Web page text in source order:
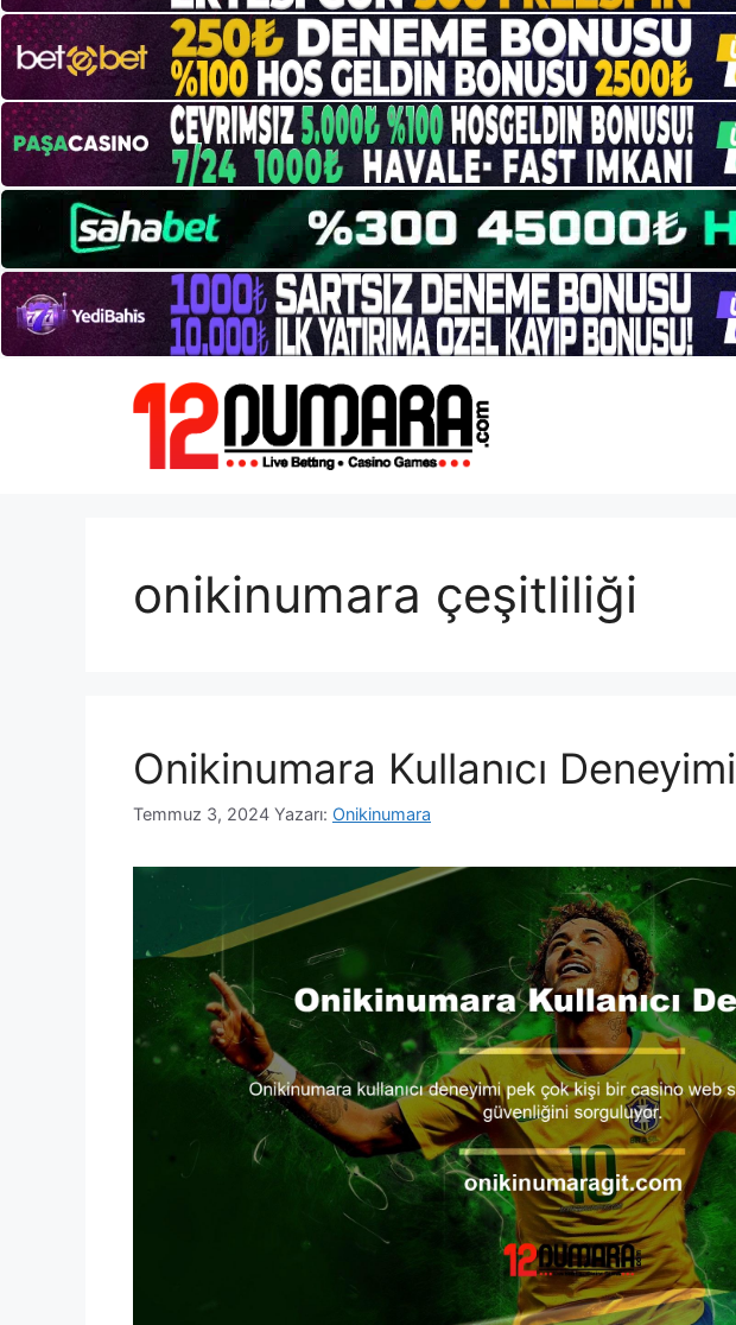
onikinumara çeşitliliği
Onikinumara Kullanıcı Deneyimi
Temmuz 3, 2024 Yazarı: Onikinumara